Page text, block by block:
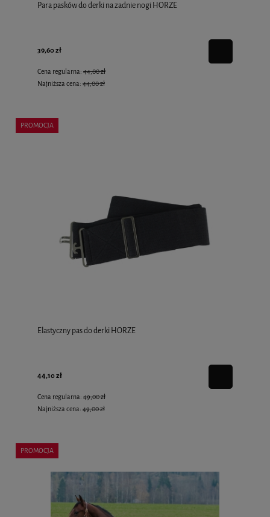
Para pasków do derki na zadnie nogi HORZE
39,60 zł
Cena regularna: 44,00 zł
Najniższa cena: 44,00 zł
Elastyczny pas do derki HORZE
44,10 zł
Cena regularna: 49,00 zł
Najniższa cena: 49,00 zł
PROMOCJA
PROMOCJA